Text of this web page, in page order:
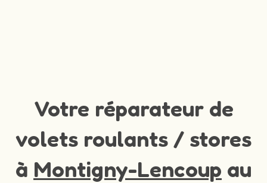
Votre réparateur de
volets roulants / stores
à Montigny-Lencoup au